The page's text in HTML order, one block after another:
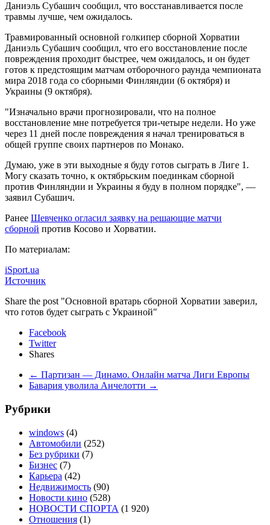
Даниэль Субашич сообщил, что восстанавливается после
травмы лучше, чем ожидалось.
Травмированный основной голкипер сборной Хорватии
Даниэль Субашич сообщил, что его восстановление после
повреждения проходит быстрее, чем ожидалось, и он будет
готов к предстоящим матчам отборочного раунда чемпионата
мира 2018 года со сборными Финляндии (6 октября) и
Украины (9 октября).
"Изначально врачи прогнозировали, что на полное
восстановление мне потребуется три-четыре недели. Но уже
через 11 дней после повреждения я начал тренироваться в
общей группе своих партнеров по Монако.
Думаю, уже в эти выходные я буду готов сыграть в Лиге 1.
Могу сказать точно, к октябрьским поединкам сборной
против Финляндии и Украины я буду в полном порядке", —
заявил Субашич.
Ранее Шевченко огласил заявку на решающие матчи
сборной против Косово и Хорватии.
По материалам:
iSport.ua
Источник
Share the post "Основной вратарь сборной Хорватии заверил,
что готов будет сыграть с Украиной"
Facebook
Twitter
Shares
← Партизан — Динамо. Онлайн матча Лиги Европы
Бавария уволила Анчелотти →
Рубрики
windows (4)
Автомобили (252)
Без рубрики (7)
Бизнес (7)
Карьера (42)
Недвижимость (90)
Новости кино (528)
НОВОСТИ СПОРТА (1 920)
Отношения (1)